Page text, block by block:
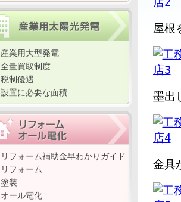
産業用大型発電
全量買取制度
税制優遇
設置に必要な面積
リフォーム補助金早わかりガイド
リフォーム
塗装
オール電化
屋根
墨出
金具